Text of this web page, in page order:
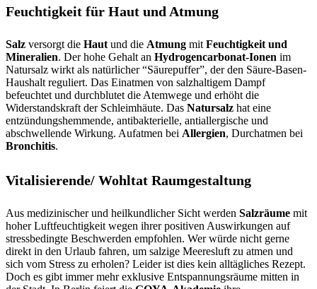
Feuchtigkeit für Haut und Atmung
Salz versorgt die Haut und die Atmung mit Feuchtigkeit und
Mineralien. Der hohe Gehalt an Hydrogencarbonat-Ionen im
Natursalz wirkt als natürlicher “Säurepuffer”, der den Säure-Basen-
Haushalt reguliert. Das Einatmen von salzhaltigem Dampf
befeuchtet und durchblutet die Atemwege und erhöht die
Widerstandskraft der Schleimhäute. Das Natursalz hat eine
entzündungshemmende, antibakterielle, antiallergische und
abschwellende Wirkung. Aufatmen bei Allergien, Durchatmen bei
Bronchitis.
Vitalisierende/ Wohltat Raumgestaltung
Aus medizinischer und heilkundlicher Sicht werden Salzräume mit
hoher Luftfeuchtigkeit wegen ihrer positiven Auswirkungen auf
stressbedingte Beschwerden empfohlen. Wer würde nicht gerne
direkt in den Urlaub fahren, um salzige Meeresluft zu atmen und
sich vom Stress zu erholen? Leider ist dies kein alltägliches Rezept.
Doch es gibt immer mehr exklusive Entspannungsräume mitten in